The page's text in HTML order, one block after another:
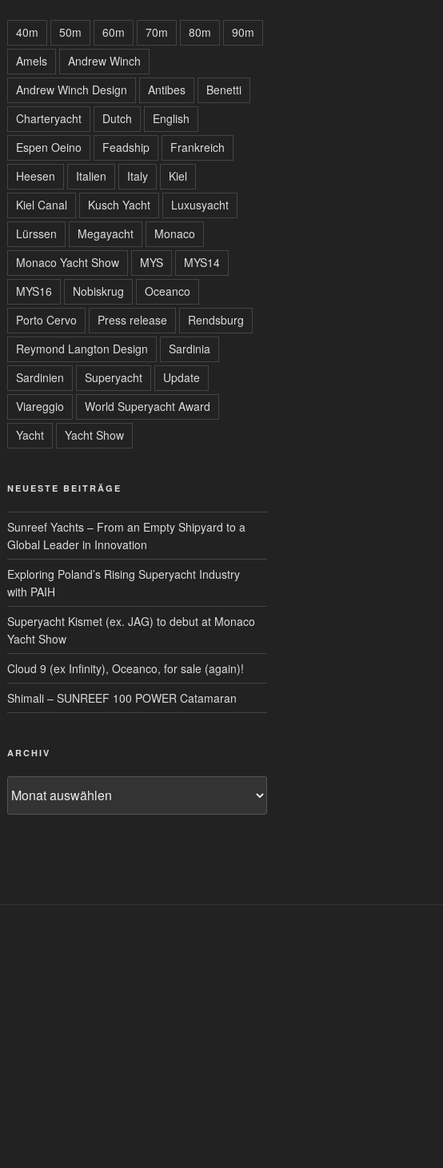
40m 50m 60m 70m 80m
90m
Amels
Andrew Winch
Andrew Winch Design
Antibes
Benetti
Charteryacht
Dutch
English
Espen Oeino
Feadship
Frankreich
Heesen
Italien Italy
Kiel
Kiel Canal
Kusch Yacht
Luxusyacht
Lürssen
Megayacht
Monaco
Monaco Yacht Show
MYS
MYS14
MYS16
Nobiskrug
Oceanco
Porto Cervo
Press release
Rendsburg
Reymond Langton Design
Sardinia
Sardinien
Superyacht
Update
Viareggio
World Superyacht Award
Yacht
Yacht Show
NEUESTE BEITRÄGE
Sunreef Yachts – From an Empty Shipyard to a
Global Leader in Innovation
Exploring Poland’s Rising Superyacht Industry
with PAIH
Superyacht Kismet (ex. JAG) to debut at Monaco
Yacht Show
Cloud 9 (ex Infinity), Oceanco, for sale (again)!
Shimali – SUNREEF 100 POWER Catamaran
ARCHIV